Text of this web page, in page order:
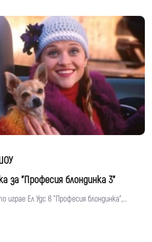
за "Професия блондинка 3"
играе Ел Удс в "Професия блондинка",...